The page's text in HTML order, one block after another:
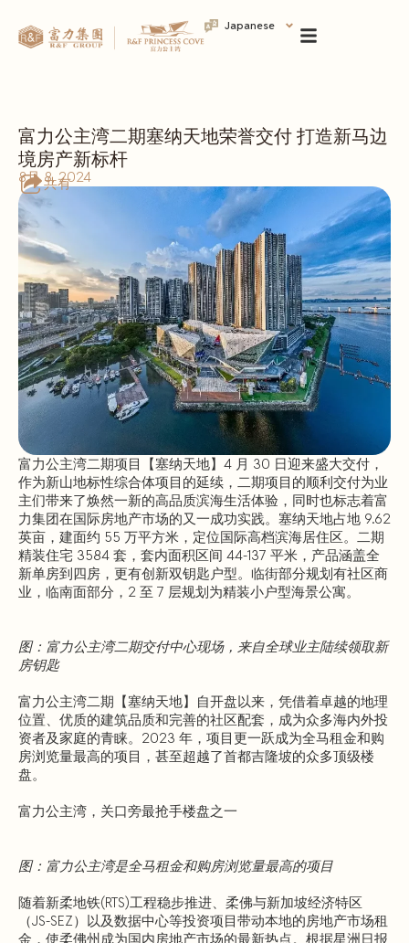
Japanese
富力公主湾二期塞纳天地荣誉交付 打造新马边
境房产新标杆
共有
8月 8, 2024
富力公主湾二期项目【塞纳天地】4 月 30 日迎来盛大交付，
作为新山地标性综合体项目的延续，二期项目的顺利交付为业
主们带来了焕然一新的高品质滨海生活体验，同时也标志着富
力集团在国际房地产市场的又一成功实践。塞纳天地占地 9.62
英亩，建面约 55 万平方米，定位国际高档滨海居住区。二期
精装住宅 3584 套，套内面积区间 44-137 平米，产品涵盖全
新单房到四房，更有创新双钥匙户型。临街部分规划有社区商
业，临南面部分，2 至 7 层规划为精装小户型海景公寓。
图：富力公主湾二期交付中心现场，来自全球业主陆续领取新
房钥匙
富力公主湾二期【塞纳天地】自开盘以来，凭借着卓越的地理
位置、优质的建筑品质和完善的社区配套，成为众多海内外投
资者及家庭的青睐。2023 年，项目更一跃成为全马租金和购
房浏览量最高的项目，甚至超越了首都吉隆坡的众多顶级楼
盘。
富力公主湾，关口旁最抢手楼盘之一
图：富力公主湾是全马租金和购房浏览量最高的项目
随着新柔地铁(RTS)工程稳步推进、柔佛与新加坡经济特区
（JS-SEZ）以及数据中心等投资项目带动本地的房地产市场租
金，使柔佛州成为国内房地产市场的最新热点。根据星洲日报